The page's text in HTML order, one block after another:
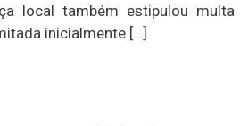
local também estipulou multa
inicialmente […]